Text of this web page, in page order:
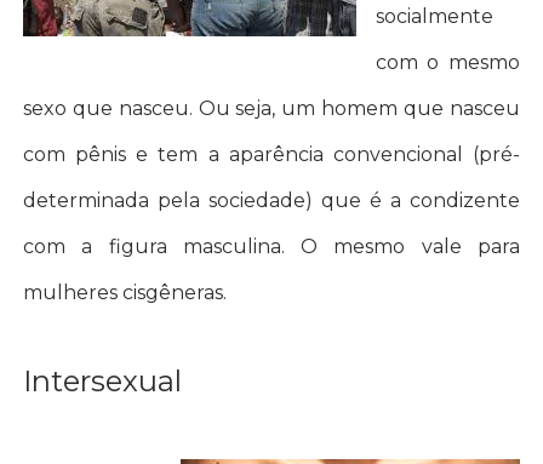
socialmente
com o mesmo
sexo que nasceu. Ou seja, um homem que nasceu
com pênis e tem a aparência convencional (pré-
determinada pela sociedade) que é a condizente
com a figura masculina. O mesmo vale para
mulheres cisgêneras.
Intersexual